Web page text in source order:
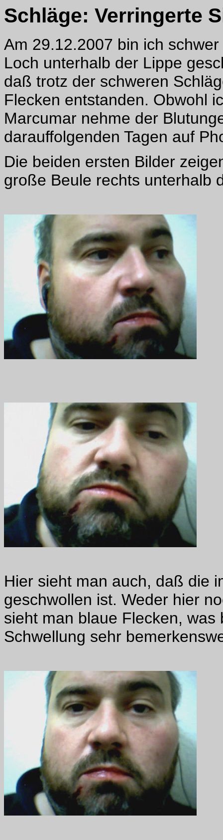
Schläge: Verringerte
Am 29.12.2007 bin ich
Loch unterhalb der Lippe
daß trotz der schweren
Flecken entstanden. Obwohl
Marcumar nehme der
darauffolgenden Tagen auf
Die beiden ersten Bilder
große Beule rechts unterhalb
Hier sieht man auch, daß die
geschwollen ist. Weder hier
sieht man blaue Flecken,
Schwellung sehr